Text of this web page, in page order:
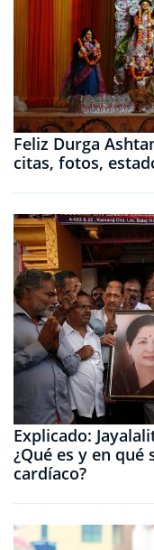
Feliz Durga
citas, fotos,
Explicado:
¿Qué es y en
cardíaco?